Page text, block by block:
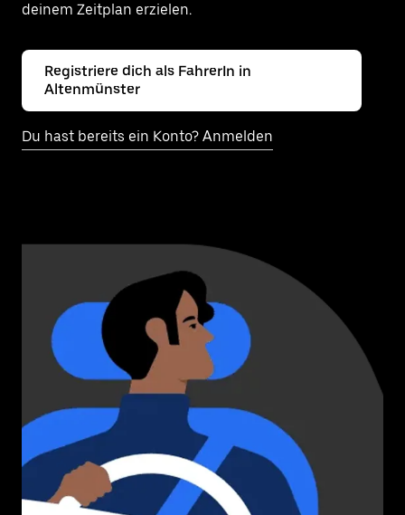
deinem Zeitplan erzielen.
Registriere dich als FahrerIn in
Altenmünster
Du hast bereits ein Konto? Anmelden